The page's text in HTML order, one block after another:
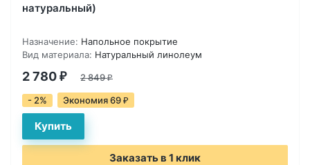
натуральный)
Назначение: Напольное покрытие
Вид материала: Натуральный линолеум
2 780 ₽ 2 849₽
- 2% Экономия 69 ₽
Заказать в 1 клик